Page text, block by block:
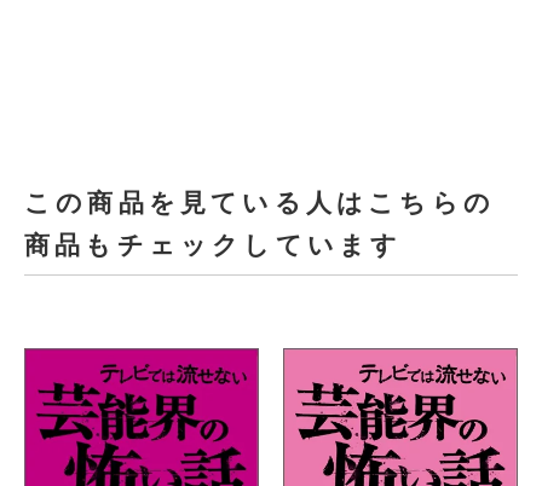
この商品を見ている人はこちらの
商品もチェックしています